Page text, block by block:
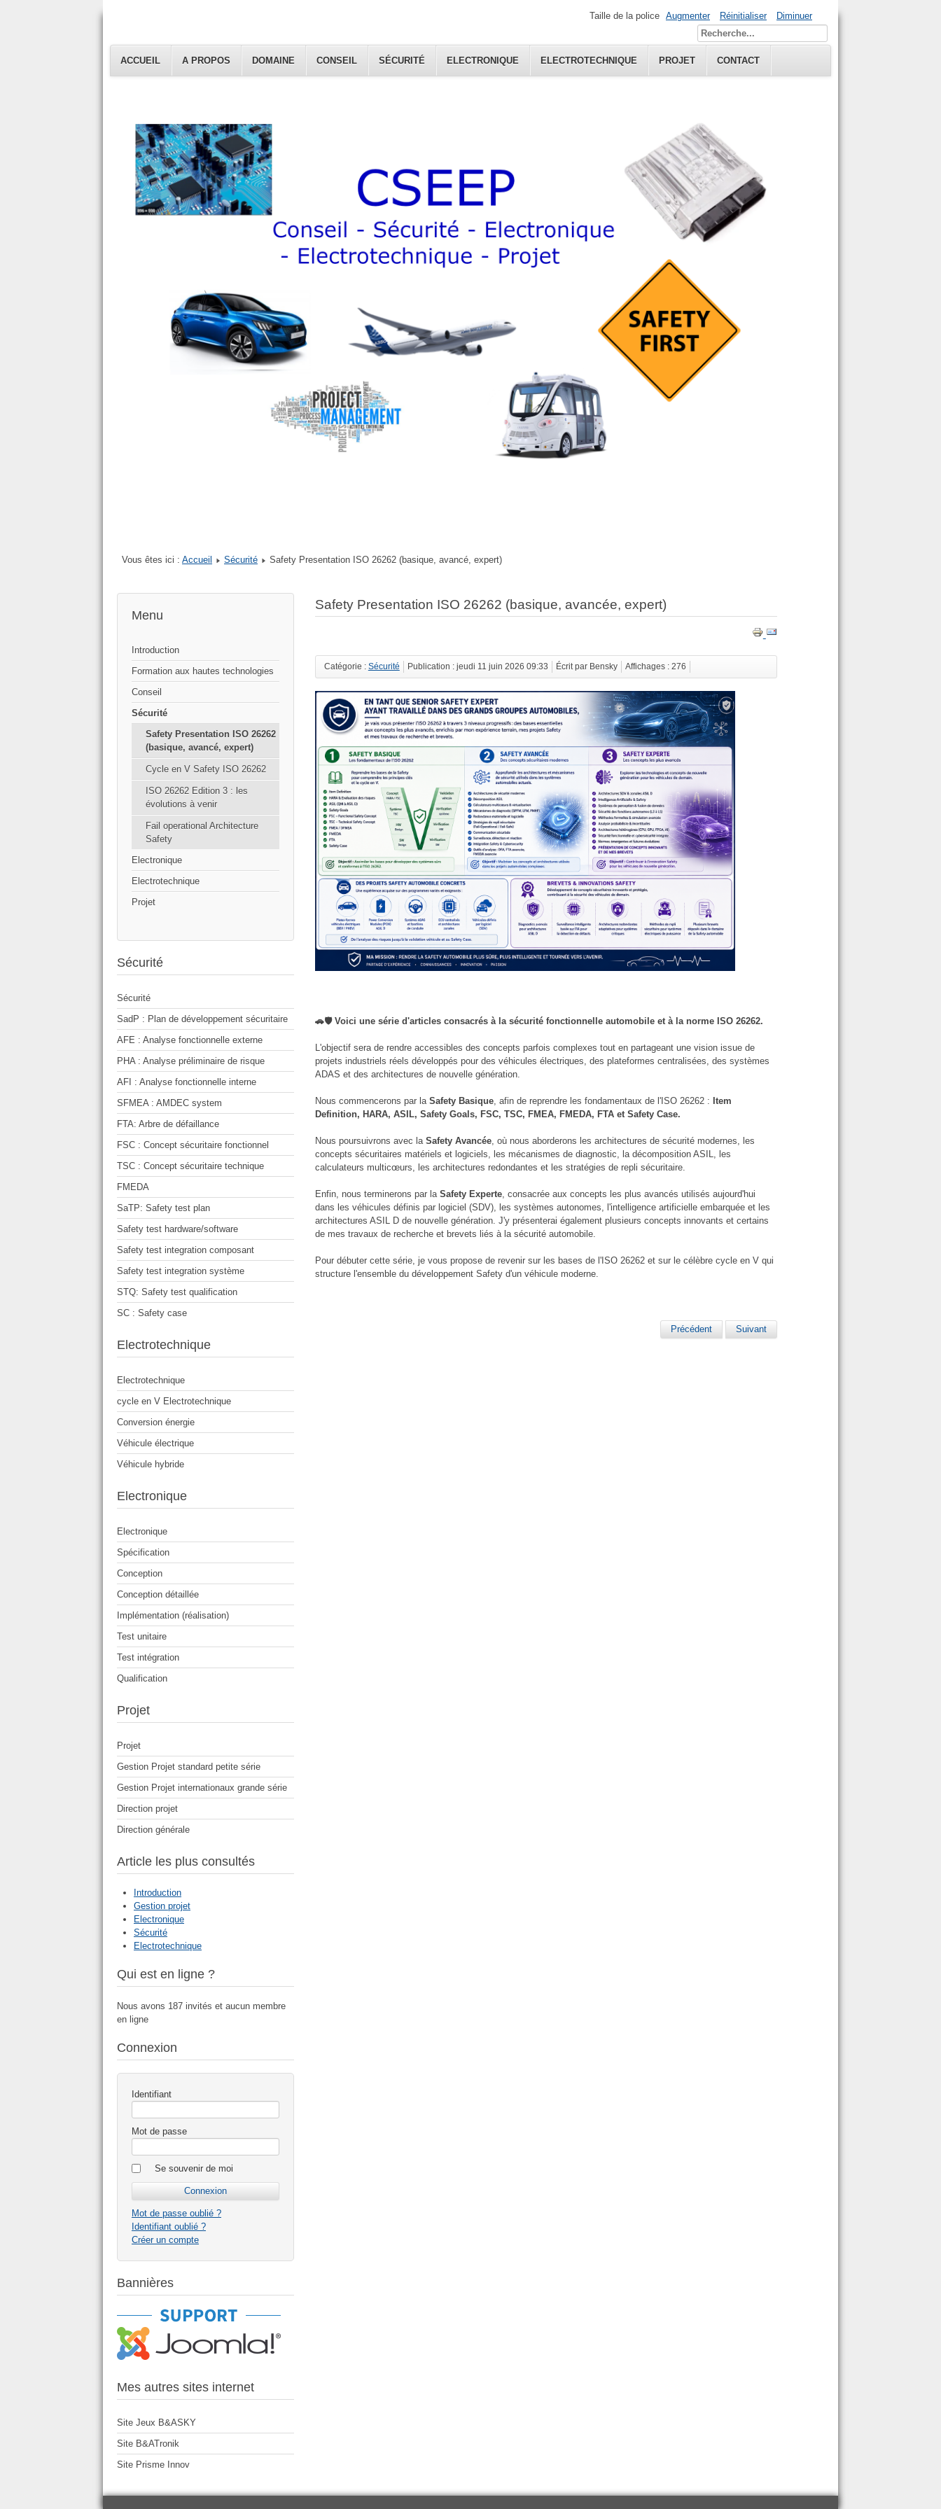
ACCUEIL A PROPOS DOMAINE CONSEIL SÉCURITÉ ELECTRONIQUE ELECTROTECHNIQUE PROJET CONTACT
Taille de la police Augmenter Réinitialiser Diminuer
Vous êtes ici : Accueil Sécurité Safety Presentation ISO 26262 (basique, avancé, expert)
Menu
Introduction
Formation aux hautes technologies
Conseil
Sécurité
Safety Presentation ISO 26262
(basique, avancé, expert)
Cycle en V Safety ISO 26262
ISO 26262 Edition 3 : les
évolutions à venir
Fail operational Architecture
Safety
Electronique
Electrotechnique
Projet
Sécurité
Sécurité
SadP : Plan de développement sécuritaire
AFE : Analyse fonctionnelle externe
PHA : Analyse préliminaire de risque
AFI : Analyse fonctionnelle interne
SFMEA : AMDEC system
FTA: Arbre de défaillance
FSC : Concept sécuritaire fonctionnel
TSC : Concept sécuritaire technique
FMEDA
SaTP: Safety test plan
Safety test hardware/software
Safety test integration composant
Safety test integration système
STQ: Safety test qualification
SC : Safety case
Electrotechnique
Electrotechnique
cycle en V Electrotechnique
Conversion énergie
Véhicule électrique
Véhicule hybride
Electronique
Electronique
Spécification
Conception
Conception détaillée
Implémentation (réalisation)
Test unitaire
Test intégration
Qualification
Projet
Projet
Gestion Projet standard petite série
Gestion Projet internationaux grande série
Direction projet
Direction générale
Article les plus consultés
Introduction
Gestion projet
Electronique
Sécurité
Electrotechnique
Qui est en ligne ?
Nous avons 187 invités et aucun membre
en ligne
Connexion
Identifiant
Mot de passe
Se souvenir de moi
Mot de passe oublié ?
Identifiant oublié ?
Créer un compte
Bannières
Mes autres sites internet
Site Jeux B&ASKY
Site B&ATronik
Site Prisme Innov
Safety Presentation ISO 26262 (basique, avancée, expert)
Catégorie : Sécurité Publication : jeudi 11 juin 2026 09:33 Écrit par Bensky Affichages : 276
🚗🛡️ Voici une série d'articles consacrés à la sécurité fonctionnelle automobile et à la norme ISO 26262.
L'objectif sera de rendre accessibles des concepts parfois complexes tout en partageant une vision issue de
projets industriels réels développés pour des véhicules électriques, des plateformes centralisées, des systèmes
ADAS et des architectures de nouvelle génération.
Nous commencerons par la Safety Basique, afin de reprendre les fondamentaux de l'ISO 26262 : Item
Definition, HARA, ASIL, Safety Goals, FSC, TSC, FMEA, FMEDA, FTA et Safety Case.
Nous poursuivrons avec la Safety Avancée, où nous aborderons les architectures de sécurité modernes, les
concepts sécuritaires matériels et logiciels, les mécanismes de diagnostic, la décomposition ASIL, les
calculateurs multicœurs, les architectures redondantes et les stratégies de repli sécuritaire.
Enfin, nous terminerons par la Safety Experte, consacrée aux concepts les plus avancés utilisés aujourd'hui
dans les véhicules définis par logiciel (SDV), les systèmes autonomes, l'intelligence artificielle embarquée et les
architectures ASIL D de nouvelle génération. J'y présenterai également plusieurs concepts innovants et certains
de mes travaux de recherche et brevets liés à la sécurité automobile.
Pour débuter cette série, je vous propose de revenir sur les bases de l'ISO 26262 et sur le célèbre cycle en V qui
structure l'ensemble du développement Safety d'un véhicule moderne.
Précédent Suivant